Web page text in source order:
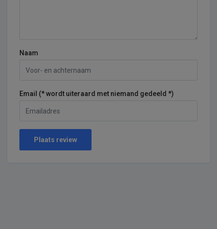
Naam
Email (* wordt uiteraard met niemand gedeeld *)
Plaats review